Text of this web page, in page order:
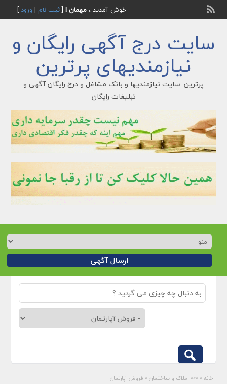
خوش آمدید ، مهمان ![ثبت نام | ورود]
سایت درج آگهی رایگان و
نیازمندیهای پرترین
پرترین: سایت نیازمندیها و بانک مشاغل و درج رایگان آگهی و
تبلیغات رایگان
ارسال آگهی
خانه » »»» املاک و ساختمان » فروش آپارتمان